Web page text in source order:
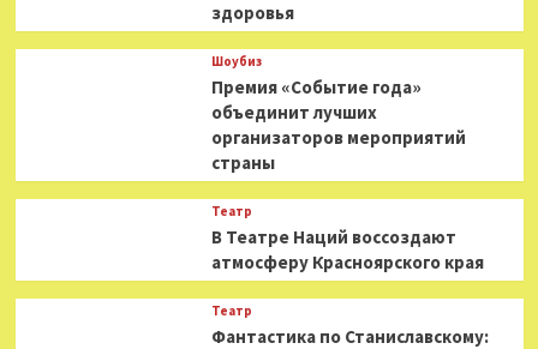
здоровья
Шоубиз
Премия «Событие года»
объединит лучших
организаторов мероприятий
страны
Театр
В Театре Наций воссоздают
атмосферу Красноярского края
Театр
Фантастика по Станиславскому: